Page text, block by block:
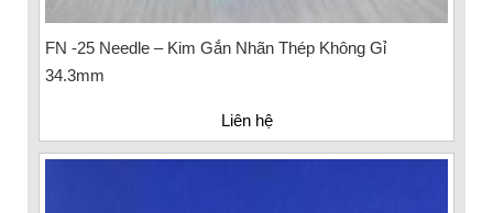
FN -25 Needle – Kim Gắn Nhãn Thép Không Gỉ
34.3mm